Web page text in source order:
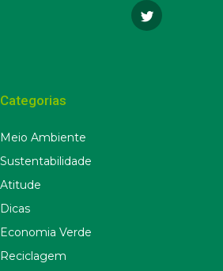
Categorias
Meio Ambiente
Sustentabilidade
Atitude
Dicas
Economia Verde
Reciclagem